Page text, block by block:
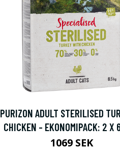
PURIZON ADULT STERILISED
CHICKEN - EKONOMIPACK: 2 X
1069 SEK